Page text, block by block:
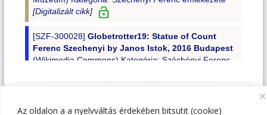
Az oldalon a a nyelvváltás érdekében bitsütit (cookie)